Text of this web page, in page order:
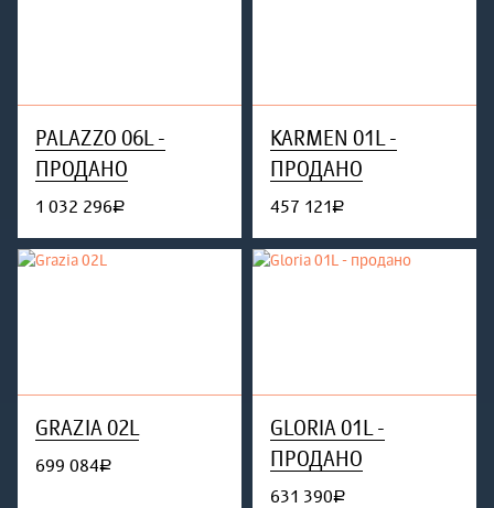
PALAZZO 06L -
ПРОДАНО
1 032 296руб.
KARMEN 01L -
ПРОДАНО
457 121руб.
GRAZIA 02L
699 084руб.
GLORIA 01L -
ПРОДАНО
631 390руб.